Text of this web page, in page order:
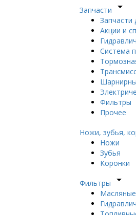
Запчасти arrow_drop_down
Запчасти
Акции и
Система
Фильтры
Прочее
Ножи, зубья,
Ножи
Зубья
Коронки
Фильтры arrow_drop_down